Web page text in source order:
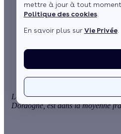
mettre à jour à tout
Politique des cookies.
En savoir plus sur Vie Privée.
d'énergie
Le besoin en chauffage des
Dordogne, est dans la moyenne